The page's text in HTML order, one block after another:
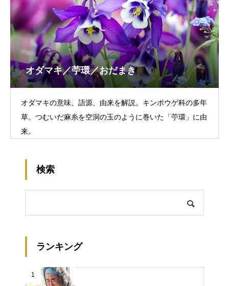
オダマキ／苧環／おだまき
オダマキの意味、語源、由来を解説。キンポウゲ科の多年
草。つむいだ麻糸を空洞の玉のように巻いた「苧環」に由
来。
検索
ランキング
1